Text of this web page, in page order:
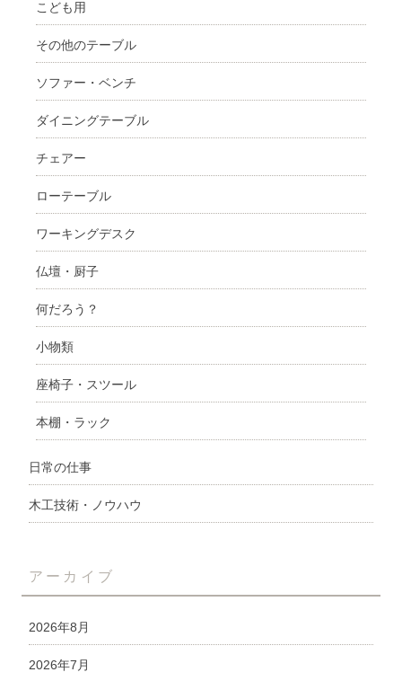
こども用
その他のテーブル
ソファー・ベンチ
ダイニングテーブル
チェアー
ローテーブル
ワーキングデスク
仏壇・厨子
何だろう？
小物類
座椅子・スツール
本棚・ラック
日常の仕事
木工技術・ノウハウ
アーカイブ
2026年8月
2026年7月